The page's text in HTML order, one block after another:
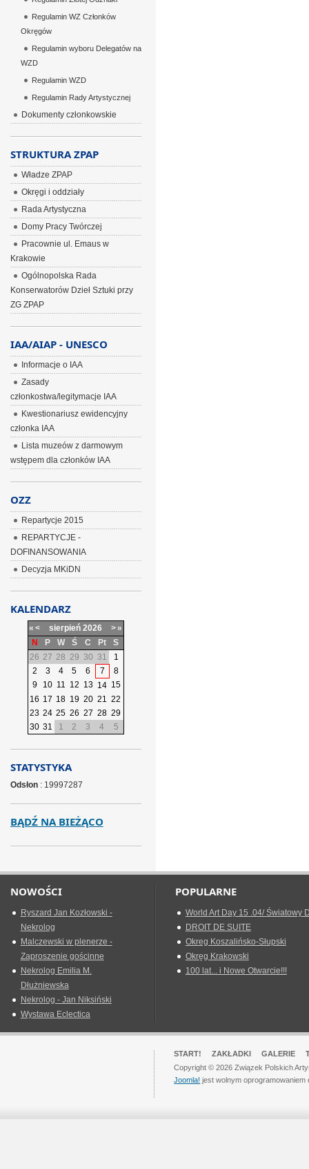
Regulamin WZ Członków
Okręgów
Regulamin wyboru Delegatów na
WZD
Regulamin WZD
Regulamin Rady Artystycznej
Dokumenty członkowskie
STRUKTURA ZPAP
Władze ZPAP
Okręgi i oddziały
Rada Artystyczna
Domy Pracy Twórczej
Pracownie ul. Emaus w
Krakowie
Ogólnopolska Rada
Konserwatorów Dzieł Sztuki przy
ZG ZPAP
IAA/AIAP - UNESCO
Informacje o IAA
Zasady
członkostwa/legitymacje IAA
Kwestionariusz ewidencyjny
członka IAA
Lista muzeów z darmowym
wstępem dla członków IAA
OZZ
Repartycje 2015
REPARTYCJE -
DOFINANSOWANIA
Decyzja MKiDN
KALENDARZ
« < sierpień 2026 >»
N
P W Ś C Pt
S
26 27 28 29 30 31
1
2
3 4 5 6 7
8
9
10 11 12 13 14 15
16 17 18 19 20 21 22
23 24 25 26 27 28 29
30 31 1 2 3 4 5
STATYSTYKA
Odsłon: 19997287
BĄDŹ NA BIEŻĄCO
NOWOŚCI
Ryszard Jan Kozłowski -
Nekrolog
Malczewski w plenerze -
Zaproszenie gościnne
Nekrolog Emilia M.
Dłużniewska
Nekrolog - Jan Niksiński
Wystawa Eclectica
POPULARNE
World Art Day 15 .04/ Światowy
DROIT DE SUITE
Okreg Koszalińsko-Słupski
Okręg Krakowski
100 lat... i Nowe Otwarcie!!!
START! ZAKŁADKI GALERIE
Copyright © 2026 Związek Polskich
Joomla! jest wolnym